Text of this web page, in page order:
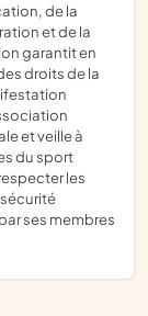
de la
et de la
garantit en
droits de la
et veille à
du sport
les
ses membres